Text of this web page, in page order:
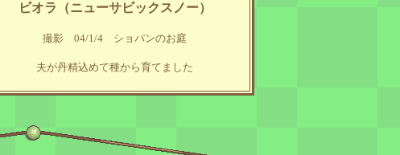
ビオラ（ニューサビックスノー）
撮影 04/1/4 ショパンのお庭
夫が丹精込めて種から育てました